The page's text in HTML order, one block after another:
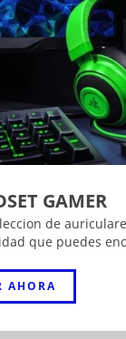
GAMER
de
que puedes
AHORA